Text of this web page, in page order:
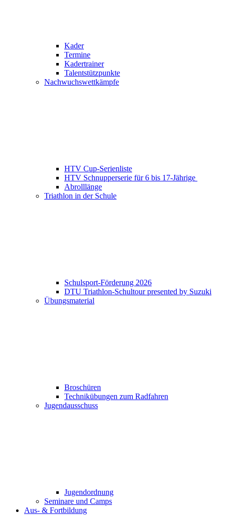
Kader
Termine
Kadertrainer
Talentstützpunkte
Nachwuchswettkämpfe
HTV Cup-Serienliste
HTV Schnupperserie für 6 bis 17-Jährige
Abrolllänge
Triathlon in der Schule
Schulsport-Förderung 2026
DTU Triathlon-Schultour presented by Suzuki
Übungsmaterial
Broschüren
Technikübungen zum Radfahren
Jugendausschuss
Jugendordnung
Seminare und Camps
Aus- & Fortbildung